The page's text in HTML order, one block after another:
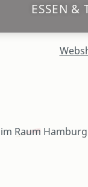
ESSEN &